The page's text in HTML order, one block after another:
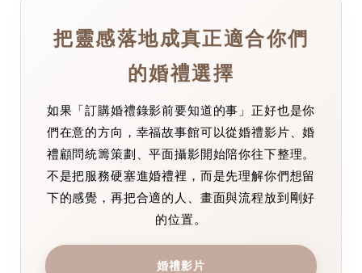
把靈感落地成真正適合你們
的婚禮選擇
如果「訂購婚禮錄影前要知道的事」正好也是你
們在意的方向，幸福故事館可以從婚禮影片、婚
禮顧問統籌策劃、平面攝影開始陪你往下整理。
不是把服務硬塞進婚禮裡，而是先理解你們想留
下的感覺，再把合適的人、畫面與流程放到剛好
的位置。
婚禮影片